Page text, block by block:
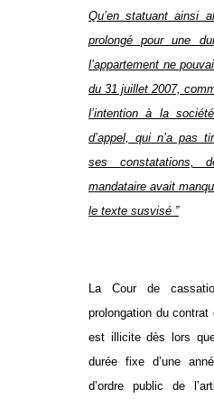
Qu’en statuant ainsi
prolongé pour une
l’appartement ne
du 31 juillet 2007,
l’intention à la
d’appel, qui n’a pas
ses constatations,
mandataire avait
le texte susvisé ”
La Cour de
prolongation du
est illicite dès lors
durée fixe d’une
d’ordre public de